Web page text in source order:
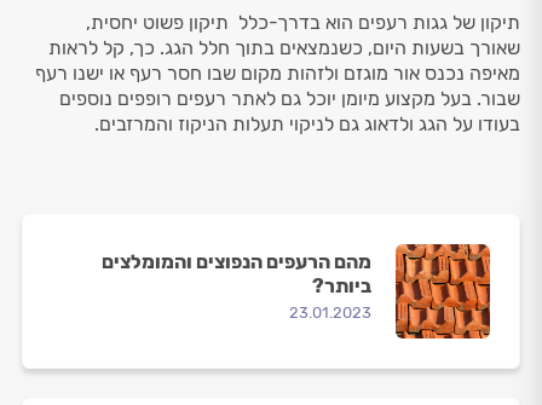
תיקון של גגות רעפים הוא בדרך-כלל תיקון פשוט יחסית,
שאורך בשעות היום, כשנמצאים בתוך חלל הגג. כך, קל לראות
מאיפה נכנס אור מוגזם ולזהות מקום שבו חסר רעף או ישנו רעף
שבור. בעל מקצוע מיומן יוכל גם לאתר רעפים רופפים נוספים
בעודו על הגג ולדאוג גם לניקוי תעלות הניקוז והמרזבים.
מהם הרעפים הנפוצים והמומלצים
ביותר?
23.01.2023